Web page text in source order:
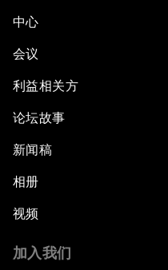
中心
会议
利益相关方
论坛故事
新闻稿
相册
视频
加入我们